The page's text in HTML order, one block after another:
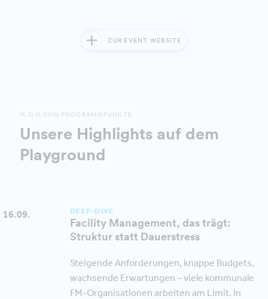
ZUR EVENT WEBSITE
M.O.O.CON PROGRAMMPUNKTE
Unsere Highlights auf dem
Playground
16.09. DEEP-DIVE
Facility Management, das trägt:
Struktur statt Dauerstress
Steigende Anforderungen, knappe Budgets,
wachsende Erwartungen – viele kommunale
FM-Organisationen arbeiten am Limit. In